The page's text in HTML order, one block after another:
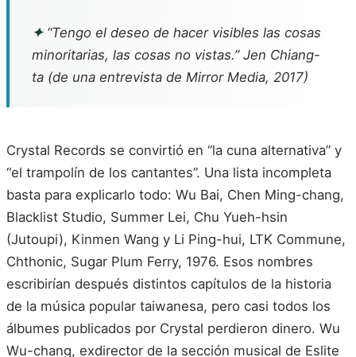
✦“Tengo el deseo de hacer visibles las cosas
minoritarias, las cosas no vistas.” Jen Chiang-
ta (de una entrevista de Mirror Media, 2017)
Crystal Records se convirtió en “la cuna alternativa” y
“el trampolín de los cantantes”. Una lista incompleta
basta para explicarlo todo: Wu Bai, Chen Ming-chang,
Blacklist Studio, Summer Lei, Chu Yueh-hsin
(Jutoupi), Kinmen Wang y Li Ping-hui, LTK Commune,
Chthonic, Sugar Plum Ferry, 1976. Esos nombres
escribirían después distintos capítulos de la historia
de la música popular taiwanesa, pero casi todos los
álbumes publicados por Crystal perdieron dinero. Wu
Wu-chang, exdirector de la sección musical de Eslite